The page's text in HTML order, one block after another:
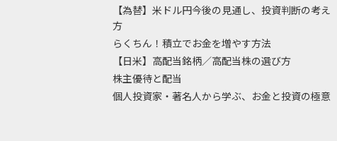
【為替】米ドル円今後の見通し、投資判断の考え
方
らくちん！積立でお金を増やす方法
【日米】高配当銘柄／高配当株の選び方
株主優待と配当
個人投資家・著名人から学ぶ、お金と投資の極意